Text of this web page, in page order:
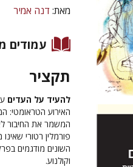
מאת: דנה אמיר
עמודים
תקציר
להעיד על העדים
האירוע הטראומטי:
המשמר את החיבור
פורמלין רטורי
השונים מודגמים
וקולנוע.